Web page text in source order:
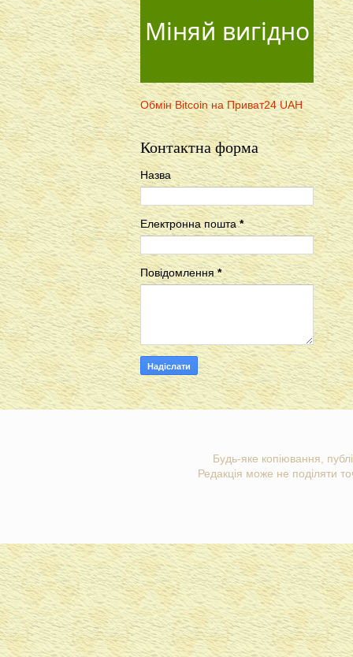
Міняй вигідно
Обмін Bitcoin на Приват24 UAH
Контактна форма
Назва
Електронна пошта*
Повідомлення*
Будь-яке копіювання,
Редакція може не поділяти